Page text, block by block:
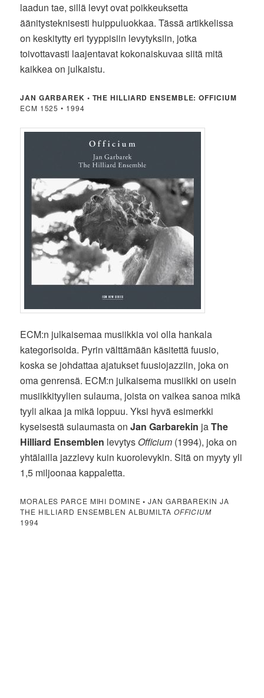
laadun tae, sillä levyt ovat poikkeuksetta
äänitysteknisesti huippuluokkaa. Tässä artikkelissa
on keskitytty eri tyyppisiin levytyksiin, jotka
toivottavasti laajentavat kokonaiskuvaa siitä mitä
kaikkea on julkaistu.
JAN GARBAREK • THE HILLIARD ENSEMBLE: OFFICIUM
ECM 1525 • 1994
ECM:n julkaisemaa musiikkia voi olla hankala
kategorisoida. Pyrin välttämään käsitettä fuusio,
koska se johdattaa ajatukset fuusiojazziin, joka on
oma genrensä. ECM:n julkaisema musiikki on usein
musiikkityylien sulauma, joista on vaikea sanoa mikä
tyyli alkaa ja mikä loppuu. Yksi hyvä esimerkki
kyseisestä sulaumasta onJan Garbarekin jaThe
Hilliard Ensemblen levytys Officium (1994), joka on
yhtälailla jazzlevy kuin kuorolevykin. Sitä on myyty yli
1,5 miljoonaa kappaletta.
MORALES PARCE MIHI DOMINE• JAN GARBAREKIN JA
THE HILLIARD ENSEMBLEN ALBUMILTA OFFICIUM
1994